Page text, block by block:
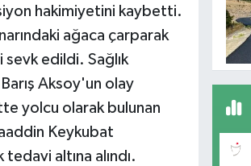
hakimiyetini kaybetti.
ağaca çarparak
edildi. Sağlık
Aksoy'un olay
yolcu olarak bulunan
Keykubat
altına alındı.